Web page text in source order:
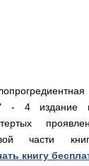
- 4 издание
части
книгу